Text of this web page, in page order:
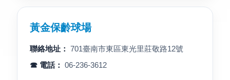
黃金保齡球場
聯絡地址： 701臺南市東區東光里莊敬路12號
☎ 電話： 06-236-3612